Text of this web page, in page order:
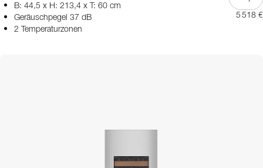
B: 44,5 x H: 213,4 x T: 60 cm
Geräuschpegel 37 dB
2 Temperaturzonen
5 518 €